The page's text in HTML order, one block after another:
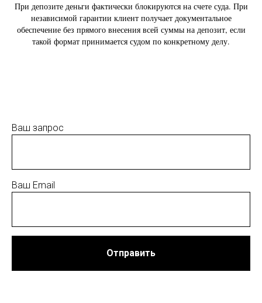
При депозите деньги фактически блокируются на счете суда. При
независимой гарантии клиент получает документальное
обеспечение без прямого внесения всей суммы на депозит, если
такой формат принимается судом по конкретному делу.
Ваш запрос
Ваш Email
Отправить